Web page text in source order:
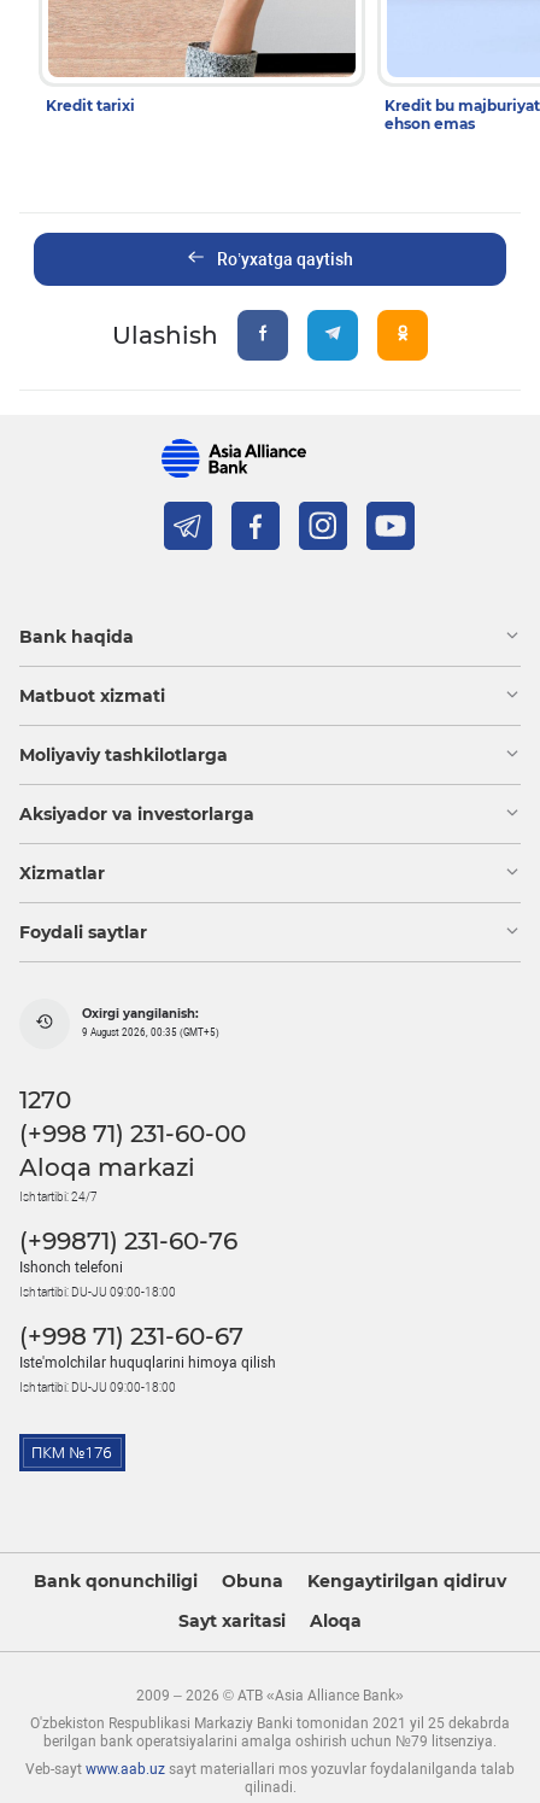
Kredit tarixi
Kredit bu
ehson emas
Ro’yxatga qaytish
Ulashish
Bank haqida
Matbuot xizmati
Moliyaviy tashkilotlarga
Aksiyador va investorlarga
Xizmatlar
Foydali saytlar
Oxirgi yangilanish:
9 August 2026, 00:35 (GMT+5)
1270
(+998 71) 231-60-00
Aloqa markazi
Ish tartibi: 24/7
(+99871) 231-60-76
Ishonch telefoni
Ish tartibi: DU-JU 09:00-18:00
(+998 71) 231-60-67
Iste'molchilar huquqlarini himoya qilish
Ish tartibi: DU-JU 09:00-18:00
Bank qonunchiligi Obuna
Kengaytirilgan qidiruv
Sayt xaritasi
Aloqa
2009 – 2026 © ATB «Asia Alliance Bank»
O'zbekiston Respublikasi Markaziy Banki tomonidan 2021 yil 25 dekabrda
berilgan bank operatsiyalarini amalga oshirish uchun №79 litsenziya.
Veb-sayt www.aab.uz sayt materiallari mos yozuvlar foydalanilganda talab
qilinadi.